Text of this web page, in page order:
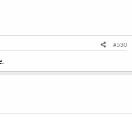
#530